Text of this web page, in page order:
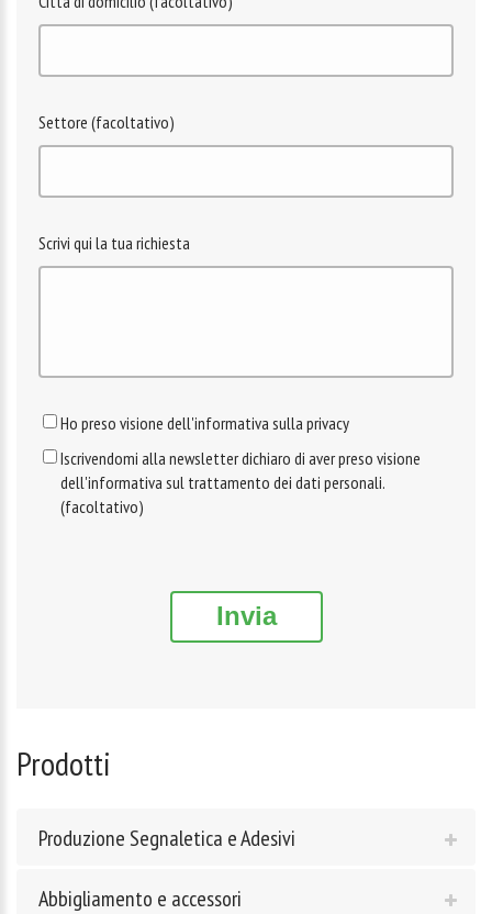
Settore (facoltativo)
Scrivi qui la tua richiesta
Ho preso visione dell'informativa sulla privacy
Iscrivendomi alla newsletter dichiaro di aver preso visione
dell'informativa sul trattamento dei dati personali.
(facoltativo)
Invia
Prodotti
Produzione Segnaletica e Adesivi
Abbigliamento e accessori